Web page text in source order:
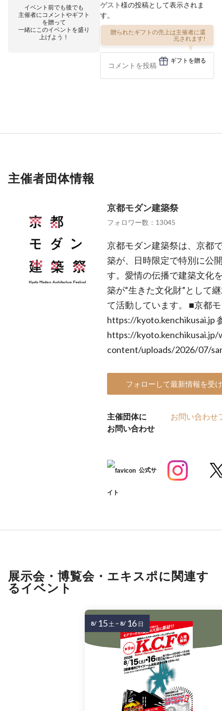
イベント前でも後でも
主催者にコメントやギフト
を贈って
一緒にこのイベントを盛り
上げよう！
ゲスト様の投稿として表示されま
す。
贈られたギフトの売上は主催者に還
元されます!
ギフトを贈る
主催者団体情報
京都モダン建築祭
フォロワー数：13045
京都モダン建築祭は、京都
築が、日時限定で特別に公
す。愛情の伝播で建築文化
築が“生きた文化財”として
て活動しています。 ■京都
https://kyoto.kenchikusai.jp
https://kyoto.kenchikusai.jp/
content/uploads/2026/07/
フォローして最新情報を受
主催団体に
お問い合わせ
お問い合わせ
公式サ
イト
展示会・博覧会・エキスポに関連す
るイベント
8/ 15土~ 8/ 16 日